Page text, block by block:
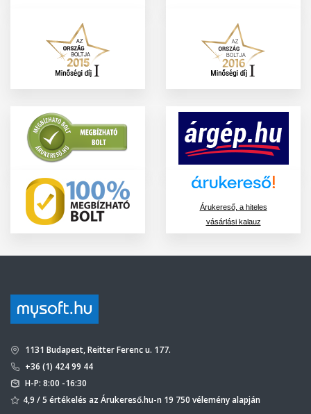
Árukereső, a hiteles
vásárlási kalauz
1131 Budapest, Reitter Ferenc u. 177.
+36 (1) 424 99 44
H-P: 8:00 -16:30
4,9 / 5 értékelés az Árukereső.hu-n 19 750 vélemény alapján